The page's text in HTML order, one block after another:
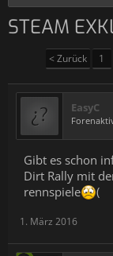
STEAM
< Zurück 1
EasyC
Gibt es schon
Dirt Rally mit
rennspiele
(
1. März 2016